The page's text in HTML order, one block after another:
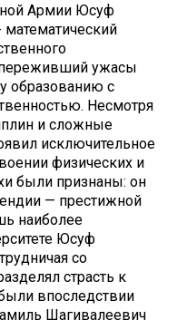
Армии Юсуф
переживший ужасы
образованию с
Несмотря
и сложные
исключительное
физических и
были признаны: он
— престижной
наиболее
Юсуф
со
страсть к
впоследствии
Шагивалеевич